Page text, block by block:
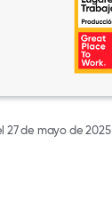
27 de mayo de 2025